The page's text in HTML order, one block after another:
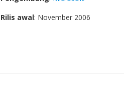
Rilis awal: November 2006